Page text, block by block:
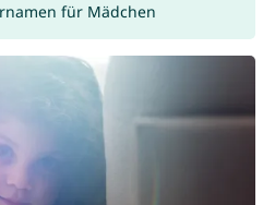
für Mädchen